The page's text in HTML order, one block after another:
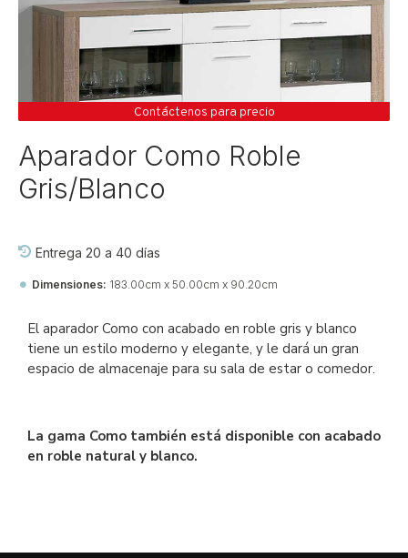
Contáctenos para precio
Aparador Como Roble
Gris/Blanco
Entrega 20 a 40 días
Dimensiones: 183.00cm x 50.00cm x 90.20cm
El aparador Como con acabado en roble gris y blanco
tiene un estilo moderno y elegante, y le dará un gran
espacio de almacenaje para su sala de estar o comedor.
La gama Como también está disponible con acabado
en roble natural y blanco.